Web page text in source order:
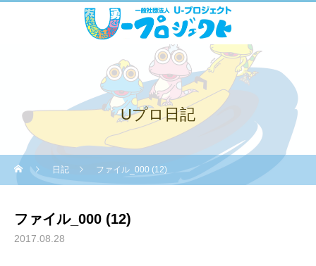
Uプロ日記
日記 ファイル_000 (12)
ファイル_000 (12)
2017.08.28